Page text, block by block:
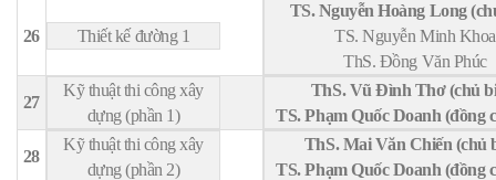
26 Thiết kế đường 1
TS. Nguyễn Hoàng Long
TS. Nguyễn Minh Khoa
ThS. Đồng Văn Phúc
27
Kỹ thuật thi công xây
dựng (phần 1)
ThS. Vũ Đình Thơ (chủ
TS. Phạm Quốc Doanh (đồng
28
Kỹ thuật thi công xây
dựng (phần 2)
ThS. Mai Văn Chiến (chủ
TS. Phạm Quốc Doanh (đồng